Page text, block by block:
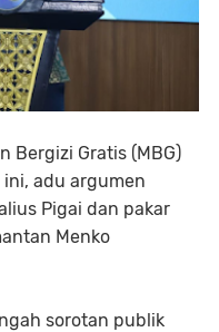
Bergizi Gratis (MBG)
ini, adu argumen
Pigai dan pakar
Menko
sorotan publik